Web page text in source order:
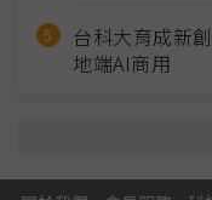
台科大育成新
地端AI商用